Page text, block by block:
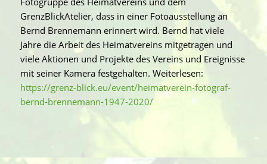
GrenzBlickAtelier, dass in einer Fotoausstellung an
Bernd Brennemann erinnert wird. Bernd hat viele
Jahre die Arbeit des Heimatvereins mitgetragen und
viele Aktionen und Projekte des Vereins und Ereignisse
mit seiner Kamera festgehalten. Weiterlesen:
https://grenz-blick.eu/event/heimatverein-fotograf-
bernd-brennemann-1947-2020/